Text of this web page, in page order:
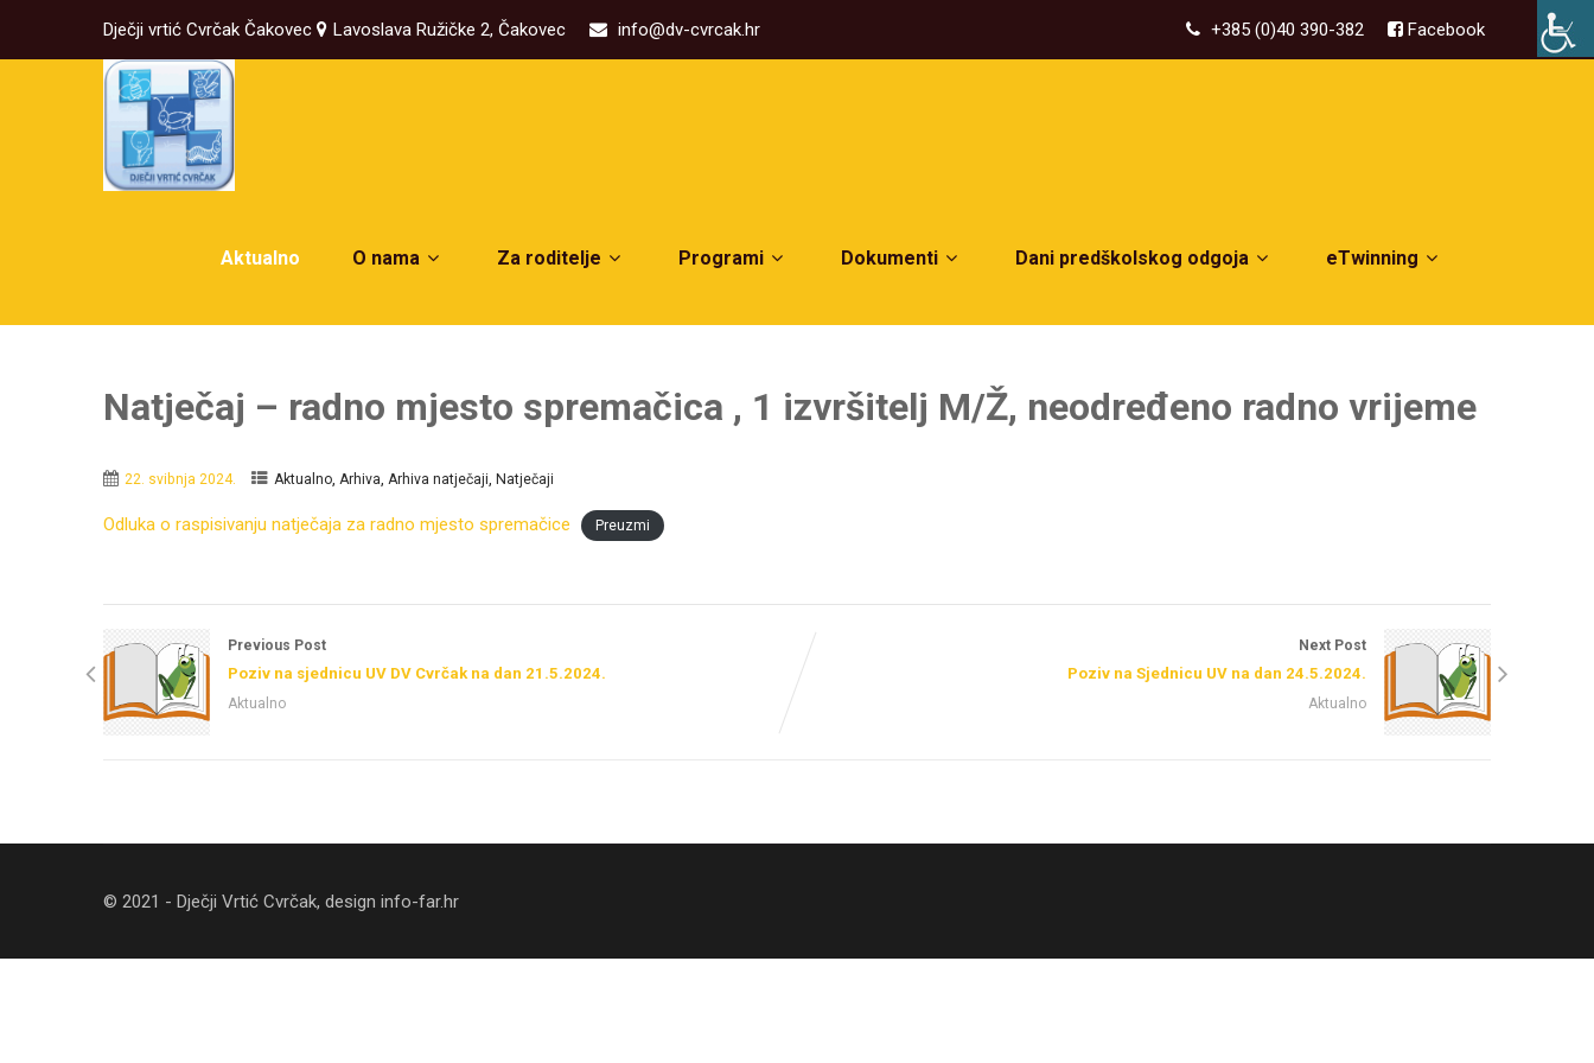
Dječji vrtić Cvrčak Čakovec Lavoslava Ružičke 2, Čakovec info@dv-cvrcak.hr +385 (0)40 390-382 Facebook
Aktualno O nama Za roditelje Programi Dokumenti Dani predškolskog odgoja eTwinning
Natječaj – radno mjesto spremačica , 1 izvršitelj M/Ž, neodređeno radno vrijeme
22. svibnja 2024. Aktualno Arhiva Arhiva natječaji Natječaji
Odluka o raspisivanju natječaja za radno mjesto spremačice Preuzmi
Previous Post
Poziv na sjednicu UV DV Cvrčak na dan 21.5.2024.
Aktualno
Next Post
Poziv na Sjednicu UV na dan 24.5.2024.
Aktualno
© 2021 - Dječji Vrtić Cvrčak, design info-far.hr